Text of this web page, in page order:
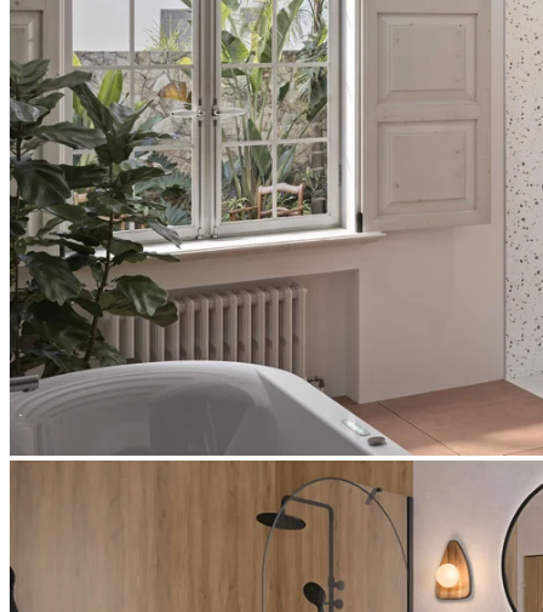
ouverts. Le bord supérieur arrondi ainsi que le porte-serviettes
intégré et l’étagère pour les accessoires de douche, attirent le regard
tout en étant extrêmement pratiques : tout est à portée de main
pendant et après la douche, sans pour autant occuper d’espace
supplémentaire dans la salle de bains.